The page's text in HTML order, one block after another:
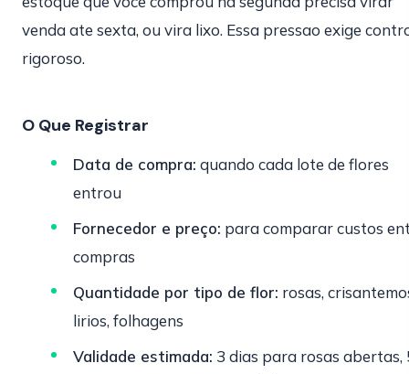
venda ate sexta, ou vira lixo. Essa pressao exige
rigoroso.
O Que Registrar
Data de compra: quando cada lote de flores
entrou
Fornecedor e preço: para comparar custos
compras
Quantidade por tipo de flor: rosas,
lirios, folhagens
Validade estimada: 3 dias para rosas abertas,